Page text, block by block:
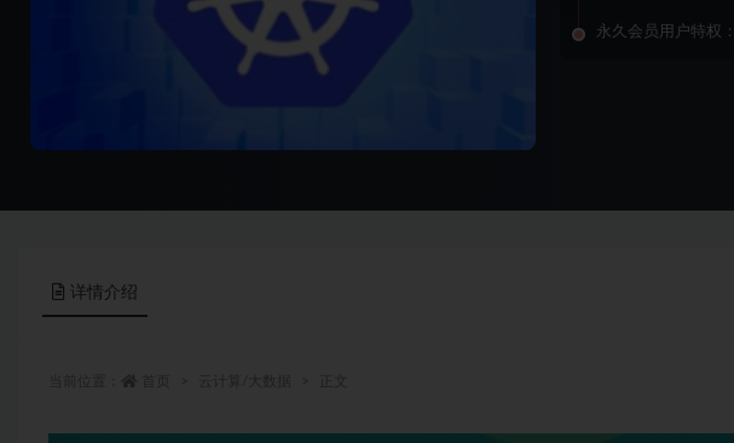
永久会员用户特权：
详情介绍